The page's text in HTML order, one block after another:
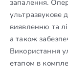
запалення.
ультразвукове
виявленню та
а також
Використання
етапом в